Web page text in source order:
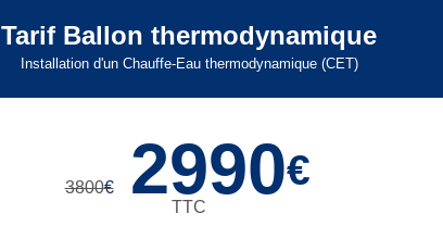
Tarif Ballon thermodynamique
Installation d'un Chauffe-Eau thermodynamique (CET)
3800€ 2990€
TTC